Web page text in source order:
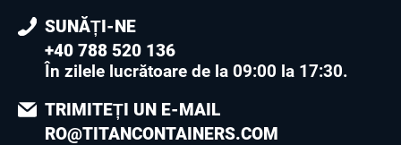
SUNĂȚI-NE
+40 788 520 136
În zilele lucrătoare de la 09:00 la 17:30.
TRIMITEȚI UN E-MAIL
RO@TITANCONTAINERS.COM